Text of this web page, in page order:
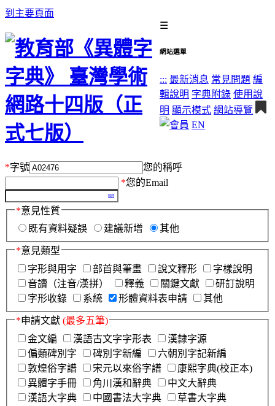
到主要頁面
☰
網站選單
::: 最新消息 常見問題 編
輯說明 字典附錄 使用說
明 顯示模式 網站導覽
EN
*字號
您的稱呼
*您的Email
*意見性質
既有資料疑誤
建議新增 其他
*意見類型
字形與用字
部首與筆畫 說文釋形
字樣說明
音讀（注音/漢拼）
釋義 關鍵文獻
研訂說明
字形收錄
系統 形體資料表申請 其他
*申請文獻 (最多五筆)
金文編
漢語古文字字形表
漢隸字源
偏類碑別字
碑別字新編
六朝別字記新編
敦煌俗字譜
宋元以來俗字譜
康熙字典(校正本)
異體字手冊
角川漢和辭典
中文大辭典
漢語大字典
中國書法大字典
草書大字典